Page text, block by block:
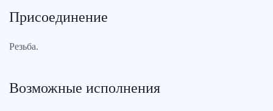
Присоединение
Резьба.
Возможные исполнения